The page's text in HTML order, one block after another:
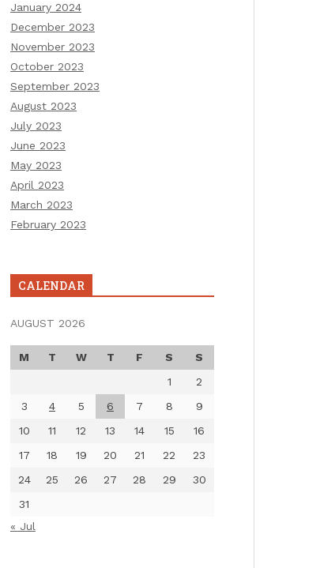
January 2024
December 2023
November 2023
October 2023
September 2023
August 2023
July 2023
June 2023
May 2023
April 2023
March 2023
February 2023
CALENDAR
AUGUST 2026
M T W T F S
S
1
2
3
4 5 6 7 8
9
10
11 12 13 14 15
16
17
18 19 20 21 22
23
24
25 26 27 28 29
30
31
« Jul